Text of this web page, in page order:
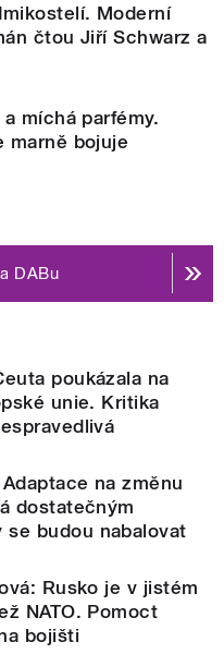
Moderní
čtou Jiří Schwarz a
míchá parfémy.
marně bojuje
DABu
poukázala na
unie. Kritika
na změnu
dostatečným
se budou nabalovat
Rusko je v jistém
NATO. Pomoct
bojišti